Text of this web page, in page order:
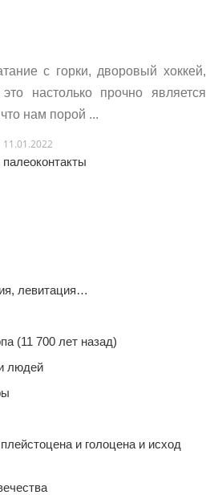
с горки, дворовый хоккей,
настолько прочно является
нам порой ...
11.01.2022
левитация…
(11 700 лет назад)
людей
и голоцена и исход